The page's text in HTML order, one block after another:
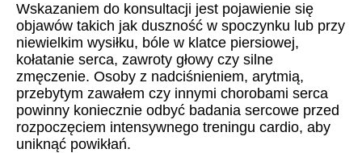
Wskazaniem do konsultacji jest pojawienie się
objawów takich jak duszność w spoczynku lub przy
niewielkim wysiłku, bóle w klatce piersiowej,
kołatanie serca, zawroty głowy czy silne
zmęczenie. Osoby z nadciśnieniem, arytmią,
przebytym zawałem czy innymi chorobami serca
powinny koniecznie odbyć badania sercowe przed
rozpoczęciem intensywnego treningu cardio, aby
uniknąć powikłań.